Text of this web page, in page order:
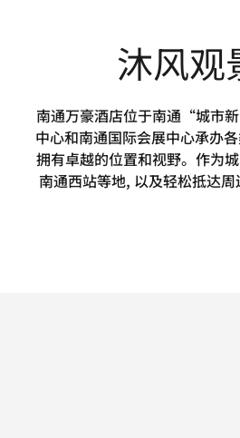
沐风观
南通万豪酒店位于南通“城市
中心和南通国际会展中心承办
拥有卓越的位置和视野。作为
南通西站等地, 以及轻松抵达